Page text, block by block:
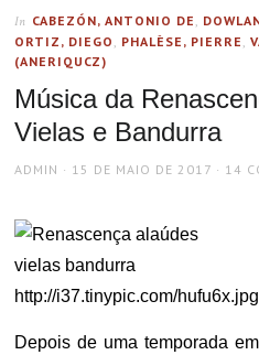
In CABEZÓN, ANTONIO DE ,
ORTIZ, DIEGO , PHALÈSE, PIERRE ,
(ANERIQUCZ)
Música da
Vielas e Bandurra
AUTHOR
ADMIN
POSTED
15 DE MAIO DE 2017 14
Depois de uma temporada